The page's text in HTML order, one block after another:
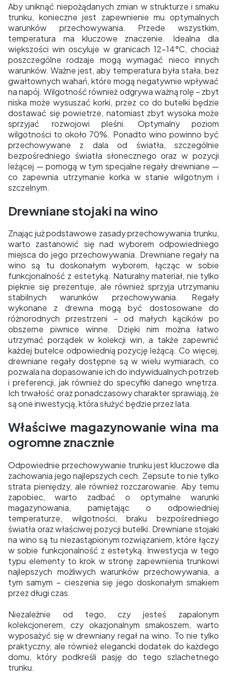
Aby uniknąć niepożądanych zmian w strukturze i smaku
trunku, konieczne jest zapewnienie mu optymalnych
warunków przechowywania. Przede wszystkim,
temperatura ma kluczowe znaczenie. Idealna dla
większości win oscyluje w granicach 12-14°C, chociaż
poszczególne rodzaje mogą wymagać nieco innych
warunków. Ważne jest, aby temperatura była stała, bez
gwałtownych wahań, które mogą negatywnie wpływać
na napój. Wilgotność również odgrywa ważną rolę – zbyt
niska może wysuszać korki, przez co do butelki będzie
dostawać się powietrze, natomiast zbyt wysoka może
sprzyjać rozwojowi pleśni. Optymalny poziom
wilgotności to około 70%. Ponadto wino powinno być
przechowywane z dala od światła, szczególnie
bezpośredniego światła słonecznego oraz w pozycji
leżącej — pomogą w tym specjalne regały drewniane —
co zapewnia utrzymanie korka w stanie wilgotnym i
szczelnym.
Drewniane stojaki na wino
Znając już podstawowe zasady przechowywania trunku,
warto zastanowić się nad wyborem odpowiedniego
miejsca do jego przechowywania. Drewniane regały na
wino są tu doskonałym wyborem, łącząc w sobie
funkcjonalność z estetyką. Naturalny materiał, nie tylko
pięknie się prezentuje, ale również sprzyja utrzymaniu
stabilnych warunków przechowywania. Regały
wykonane z drewna mogą być dostosowane do
różnorodnych przestrzeni – od małych kącików po
obszerne piwnice winne. Dzięki nim można łatwo
utrzymać porządek w kolekcji win, a także zapewnić
każdej butelce odpowiednią pozycję leżącą. Co więcej,
drewniane regały dostępne są w wielu wymiarach, co
pozwala na dopasowanie ich do indywidualnych potrzeb
i preferencji, jak również do specyfiki danego wnętrza.
Ich trwałość oraz ponadczasowy charakter sprawiają, że
są one inwestycją, która służyć będzie przez lata.
Właściwe magazynowanie wina ma
ogromne znacznie
Odpowiednie przechowywanie trunku jest kluczowe dla
zachowania jego najlepszych cech. Zepsute to nie tylko
strata pieniędzy, ale również rozczarowanie. Aby temu
zapobiec, warto zadbać o optymalne warunki
magazynowania, pamiętając o odpowiedniej
temperaturze, wilgotności, braku bezpośredniego
światła oraz właściwej pozycji butelki. Drewniane stojaki
na wino są tu niezastąpionym rozwiązaniem, które łączy
w sobie funkcjonalność z estetyką. Inwestycja w tego
typu elementy to krok w stronę zapewnienia trunkowi
najlepszych możliwych warunków przechowywania, a
tym samym – cieszenia się jego doskonałym smakiem
przez długi czas.
Niezależnie od tego, czy jesteś zapalonym
kolekcjonerem, czy okazjonalnym smakoszem, warto
wyposażyć się w drewniany regał na wino. To nie tylko
praktyczny, ale również elegancki dodatek do każdego
domu, który podkreśli pasję do tego szlachetnego
trunku.